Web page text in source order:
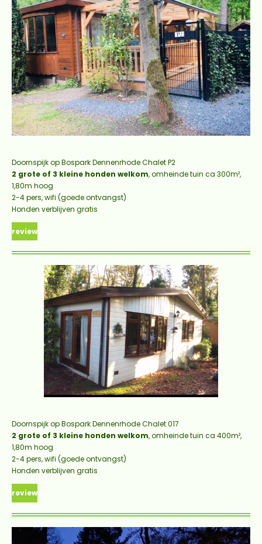
Doornspijk op Bospark Dennenrhode Chalet P2
2 grote of 3 kleine honden welkom, omheinde tuin ca 300m²,
1,80m hoog
2-4 pers, wifi (goede ontvangst)
Honden verblijven gratis
review
Doornspijk op Bospark Dennenrhode Chalet 017
2 grote of 3 kleine honden welkom, omheinde tuin ca 400m²,
1,80m hoog
2-4 pers, wifi (goede ontvangst)
Honden verblijven gratis
review